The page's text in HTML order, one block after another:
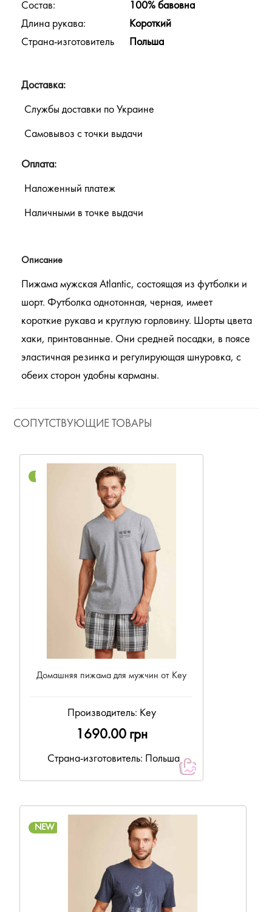
Состав:
100% бавовна
Длина рукава:
Короткий
Страна-изготовитель
Польша
Доставка:
Службы доставки по Украине
Самовывоз с точки выдачи
Оплата:
Наложенный платеж
Наличными в точке выдачи
Описание
Пижама мужская Atlantic, состоящая из футболки и
шорт. Футболка однотонная, черная, имеет
короткие рукава и круглую горловину. Шорты цвета
хаки, принтованные. Они средней посадки, в поясе
эластичная резинка и регулирующая шнуровка, с
обеих сторон удобны карманы.
СОПУТСТВУЮЩИЕ ТОВАРЫ
NEW
Домашняя пижама для мужчин от Key
Производитель: Key
1690.00 грн
Страна-изготовитель: Польша
NEW